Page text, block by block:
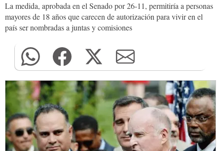
La medida, aprobada en el Senado por 26-11, permitiría a personas
mayores de 18 años que carecen de autorización para vivir en el
país ser nombradas a juntas y comisiones